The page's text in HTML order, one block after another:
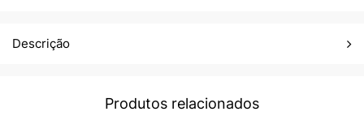
Descrição
Produtos relacionados